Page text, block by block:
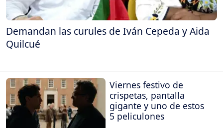
Demandan las curules de Iván Cepeda y Aida
Quilcué
Viernes festivo de
crispetas, pantalla
gigante y uno de estos
5 peliculones